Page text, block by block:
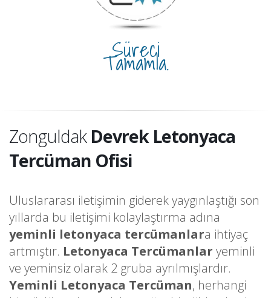
Süreci
Tamamla.
Zonguldak Devrek Letonyaca
Tercüman Ofisi
Uluslararası iletişimin giderek yaygınlaştığı son
yıllarda bu iletişimi kolaylaştırma adına
yeminli letonyaca tercümanlara ihtiyaç
artmıştır. Letonyaca Tercümanlar yeminli
ve yeminsiz olarak 2 gruba ayrılmışlardır.
Yeminli Letonyaca Tercüman, herhangi